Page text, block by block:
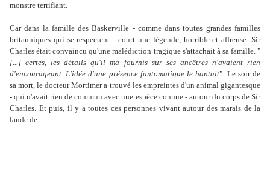
monstre terrifiant.
Car dans la famille des Baskerville - comme dans toutes grandes familles
britanniques qui se respectent - court une légende, horrible et affreuse. Sir
Charles était convaincu qu'une malédiction tragique s'attachait à sa famille. "
[...] certes, les détails qu'il ma fournis sur ses ancêtres n'avaient rien
d'encourageant. L'idée d'une présence fantomatique le hantait". Le soir de
sa mort, le docteur Mortimer a trouvé les empreintes d'un animal gigantesque
- qui n'avait rien de commun avec une espèce connue - autour du corps de Sir
Charles. Et puis, il y a toutes ces personnes vivant autour des marais de la
lande de